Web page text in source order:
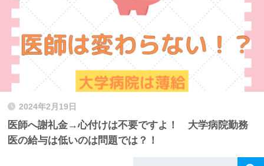
2024年2月19日
医師へ謝礼金→心付けは不要ですよ！ 大学病院勤務
医の給与は低いのは問題では？！